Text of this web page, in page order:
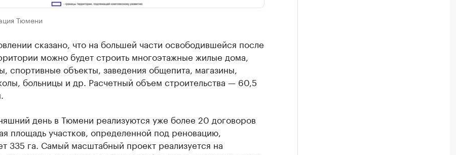
Тюмени
сказано, что на большей части освободившейся после
можно будет строить многоэтажные жилые дома,
спортивные объекты, заведения общепита, магазины,
больницы и др. Расчетный объем строительства — 60,5
день в Тюмени реализуются уже более 20 договоров
площадь участков, определенной под реновацию,
335 га. Самый масштабный проект реализуется на